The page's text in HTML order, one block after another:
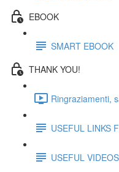
EBOOK
SMART EBOOK
THANK YOU!
Ringraziamenti,
USEFUL LINKS
USEFUL